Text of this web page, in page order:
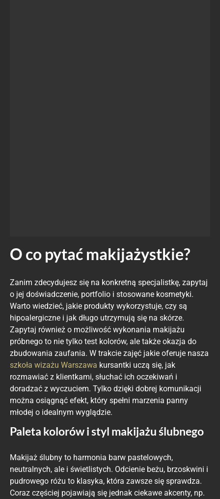
O co pytać makijażystkie?
Zanim zdecydujesz się na konkretną specjalistkę, zapytaj
o jej doświadczenie, portfolio i stosowane kosmetyki.
Warto wiedzieć, jakie produkty wykorzystuje, czy są
hipoalergiczne i jak długo utrzymują się na skórze.
Zapytaj również o możliwość wykonania makijażu
próbnego to nie tylko test kolorów, ale także okazja do
zbudowania zaufania. W trakcie zajęć jakie oferuje nasza
szkoła wizażu Warszawa kursantki uczą się, jak
rozmawiać z klientkami, słuchać ich oczekiwań i
doradzać z wyczuciem. Tylko dzięki dobrej komunikacji
można osiągnąć efekt, który spełni marzenia panny
młodej o idealnym wyglądzie.
Paleta kolorów i styl makijażu ślubnego​
Makijaż ślubny to harmonia barw pastelowych,
neutralnych, ale i świetlistych. Odcienie beżu, brzoskwini i
pudrowego różu to klasyka, która zawsze się sprawdza.
Coraz częściej pojawiają się jednak ciekawe akcenty, np.